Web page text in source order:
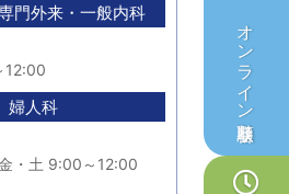
オンライン順番取り
門外来・一般内科
12:00
婦人科
・土 9:00～12:00